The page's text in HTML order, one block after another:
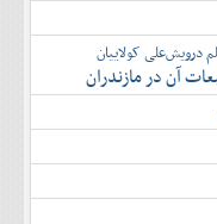
درویش‌علی کولاییان
آن در مازندران